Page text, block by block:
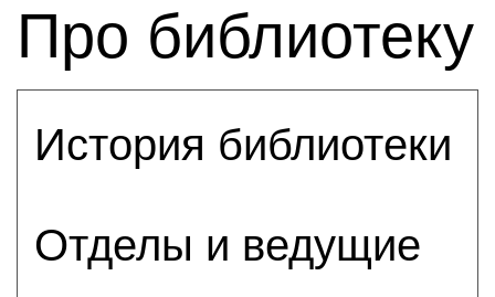
Про библиотеку
История библиотеки
Отделы и ведущие